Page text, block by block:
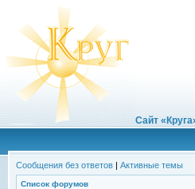
Сайт
Сообщения без ответов | Активные темы
Список форумов